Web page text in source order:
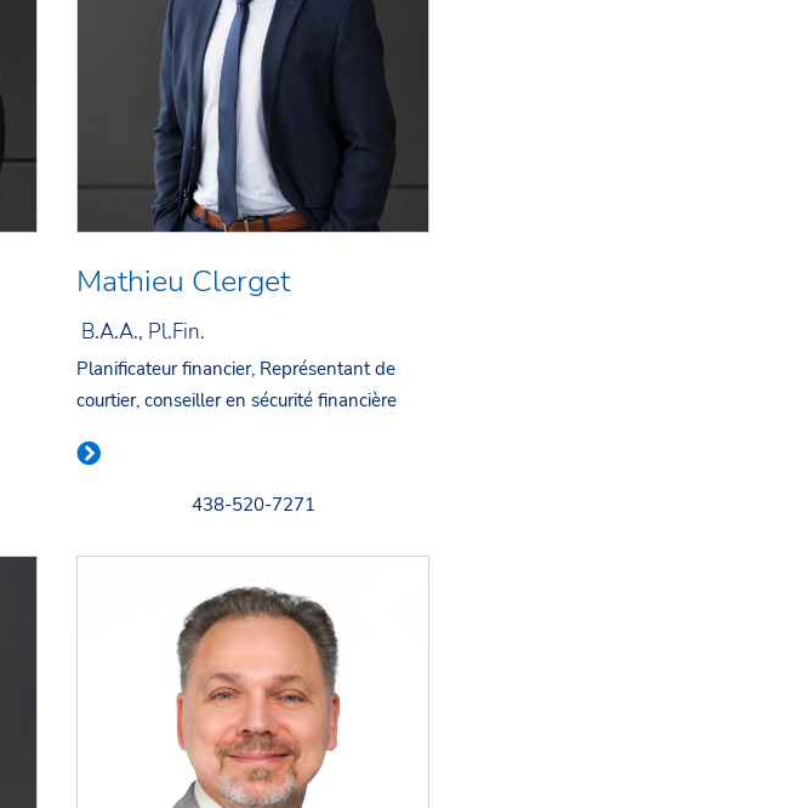
Mathieu Clerget
B.A.A., Pl.Fin.
Planificateur financier, Représentant de
courtier, conseiller en sécurité financière
438-520-7271